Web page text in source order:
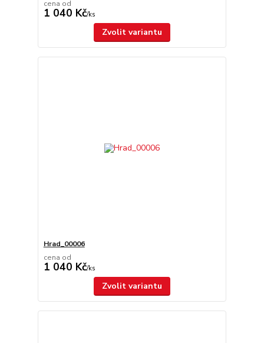
cena od
1 040 Kč/ks
Zvolit variantu
Hrad_00006
cena od
1 040 Kč/ks
Zvolit variantu